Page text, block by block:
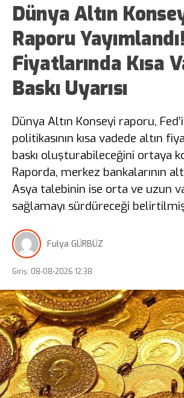
Dünya Altın
Raporu
Fiyatlarında Kısa
Baskı Uyarısı
Dünya Altın Konseyi raporu,
politikasının kısa vadede altın
baskı oluşturabileceğini ortaya
Raporda, merkez bankalarının
Asya talebinin ise orta ve uzun
sağlamayı sürdüreceği
Fulya GÜRBÜZ
Giriş: 08-08-2026 12:38